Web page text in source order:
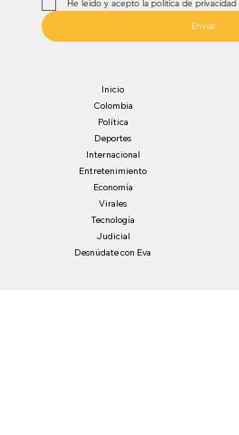
He leído y acepto la política de privacidad
Enviar
Inicio
Colombia
Política
Deportes
Internacional
Entretenimiento
Economía
Virales
Tecnología
Judicial
Desnúdate con Eva